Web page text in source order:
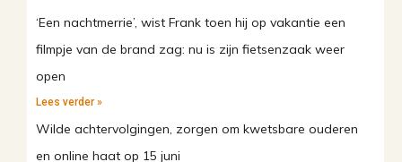
‘Een nachtmerrie’, wist Frank toen hij op vakantie een
filmpje van de brand zag: nu is zijn fietsenzaak weer
open
Lees verder »
Wilde achtervolgingen, zorgen om kwetsbare ouderen
en online haat op 15 juni